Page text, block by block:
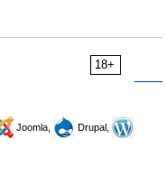
18+
Joomla,
Drupal,